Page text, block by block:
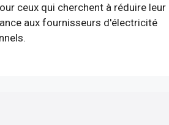
ceux qui cherchent à réduire leur
aux fournisseurs d'électricité